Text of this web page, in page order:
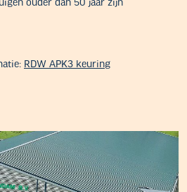
ouder dan 50 jaar zijn
RDW APK3 keuring